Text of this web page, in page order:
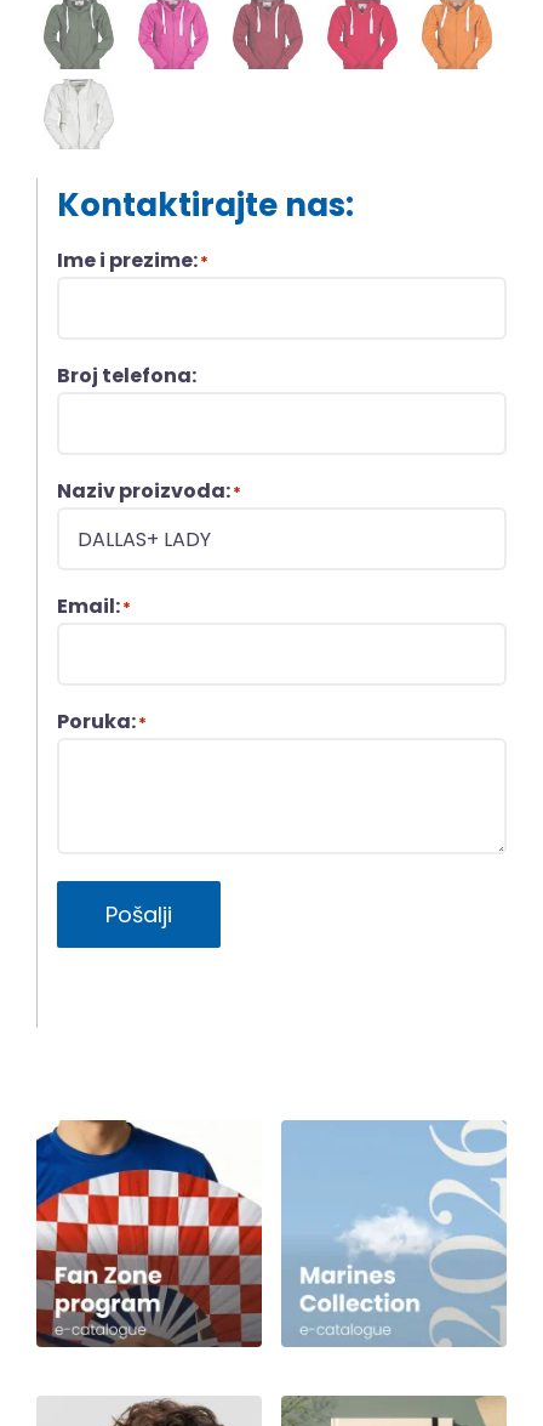
Kontaktirajte nas:
Ime i prezime:*
Broj telefona:
Naziv proizvoda:*
Email:*
Poruka:*
Pošalji